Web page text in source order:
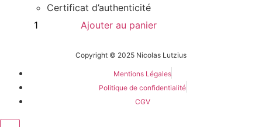
Certificat d’authenticité
Ajouter au panier
Copyright © 2025 Nicolas Lutzius
Mentions Légales
Politique de confidentialité
CGV